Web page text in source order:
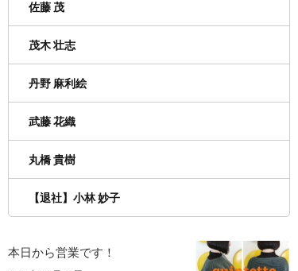
佐藤 茂
茂木 壮志
丹野 麻利絵
武藤 花織
丸橋 貴樹
【退社】小林 妙子
本日から営業です！